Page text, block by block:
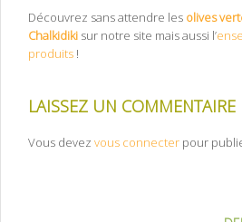
Découvrez sans attendre les olives
Chalkidiki sur notre site mais aussi l’
produits !
LAISSEZ UN COMMENTAIRE
Vous devez vous connecter pour